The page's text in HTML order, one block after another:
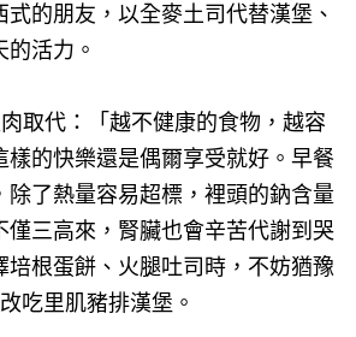
的朋友，以全麥土司代替漢堡、
活力。
取代：「越不健康的食物，越容
樣的快樂還是偶爾享受就好。早餐
除了熱量容易超標，裡頭的鈉含量
僅三高來，腎臟也會辛苦代謝到哭
培根蛋餅、火腿吐司時，不妨猶豫
吃里肌豬排漢堡。